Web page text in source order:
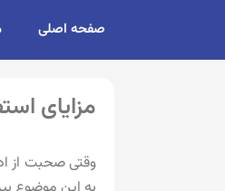
صفحه اصلی
مزایای
وقتی صحبت از